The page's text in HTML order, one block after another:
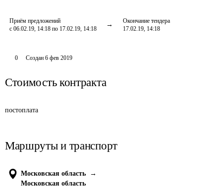
Приём предложений
с 06.02.19, 14:18 по 17.02.19, 14:18
Окончание тендера
17.02.19, 14:18
0 Создан 6 фев 2019
Стоимость контракта
постоплата
Маршруты и транспорт
Московская область
→
Московская область